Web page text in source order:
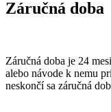
Záručná doba
Záručná doba je 24
alebo návode k nemu
neskončí sa záručná